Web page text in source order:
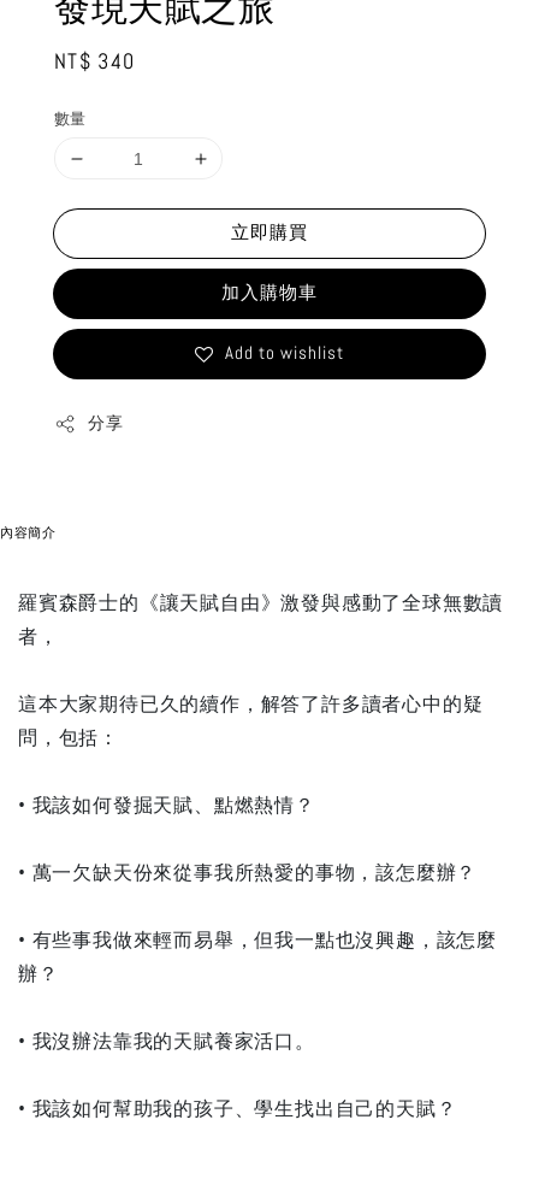
Regular
NT$ 340
數量
立即購買
加入購物車
Add to wishlist
分享
內容簡介
羅賓森爵士的《讓天賦自由》激發與感動了全球無數讀
者，
這本大家期待已久的續作，解答了許多讀者心中的疑
問，包括：
• 我該如何發掘天賦、點燃熱情？
• 萬一欠缺天份來從事我所熱愛的事物，該怎麼辦？
• 有些事我做來輕而易舉，但我一點也沒興趣，該怎麼
辦？
• 我沒辦法靠我的天賦養家活口。
• 我該如何幫助我的孩子、學生找出自己的天賦？